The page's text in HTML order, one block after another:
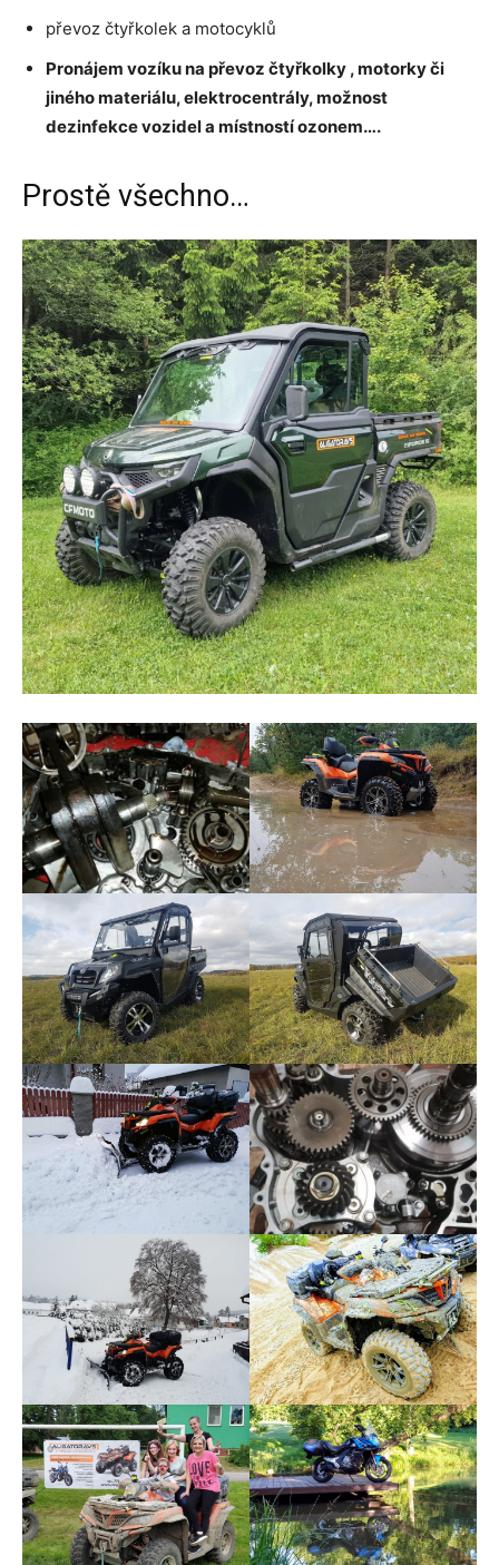
převoz čtyřkolek a motocyklů
Pronájem vozíku na převoz čtyřkolky , motorky či
jiného materiálu, elektrocentrály, možnost
dezinfekce vozidel a místností ozonem….
Prostě všechno…